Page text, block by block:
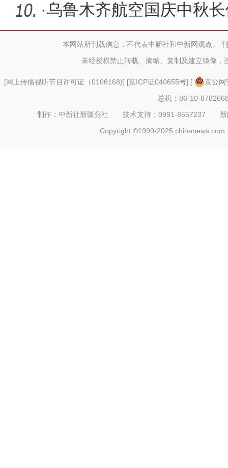
长31% 增
·乌鲁木齐航空国庆中秋
万人次
本网站所刊载信息，不代表中新社和中新网观点。
未经授权禁止转载、摘编、复制及建立镜像，
[网上传播视听节目许可证（0106168)] [京ICP证040655号] [
京公
总机：86-10-
制作：中新社新疆分社 技术支持：0991-8557237
Copyright ©1999-2025